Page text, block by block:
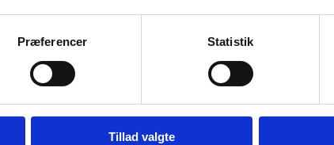
Præferencer Statistik
Tillad valgte
skælden fra frugten på en nem og…
56,00
Vi prismatcher
pris
var:
aktuelle